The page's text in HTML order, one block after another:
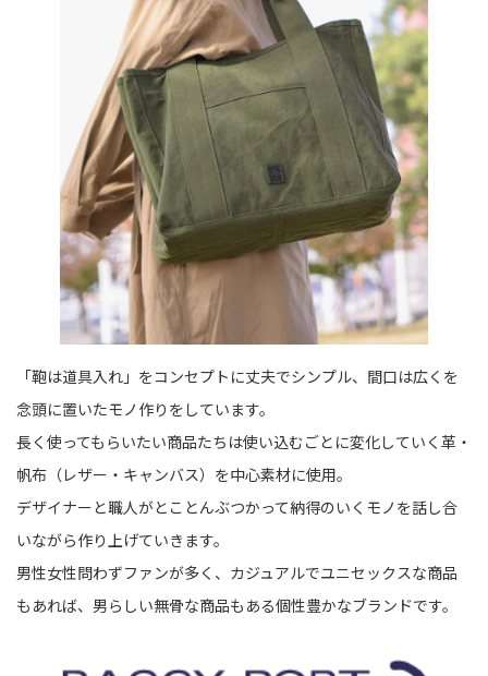
「鞄は道具入れ」をコンセプトに丈夫でシンプル、間口は広くを
念頭に置いたモノ作りをしています。
長く使ってもらいたい商品たちは使い込むごとに変化していく革・
帆布（レザー・キャンバス）を中心素材に使用。
デザイナーと職人がとことんぶつかって納得のいくモノを話し合
いながら作り上げていきます。
男性女性問わずファンが多く、カジュアルでユニセックスな商品
もあれば、男らしい無骨な商品もある個性豊かなブランドです。